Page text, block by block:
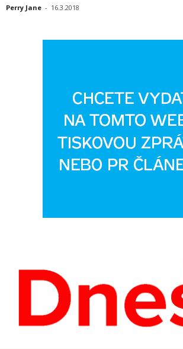
Perry Jane - 16.3.2018